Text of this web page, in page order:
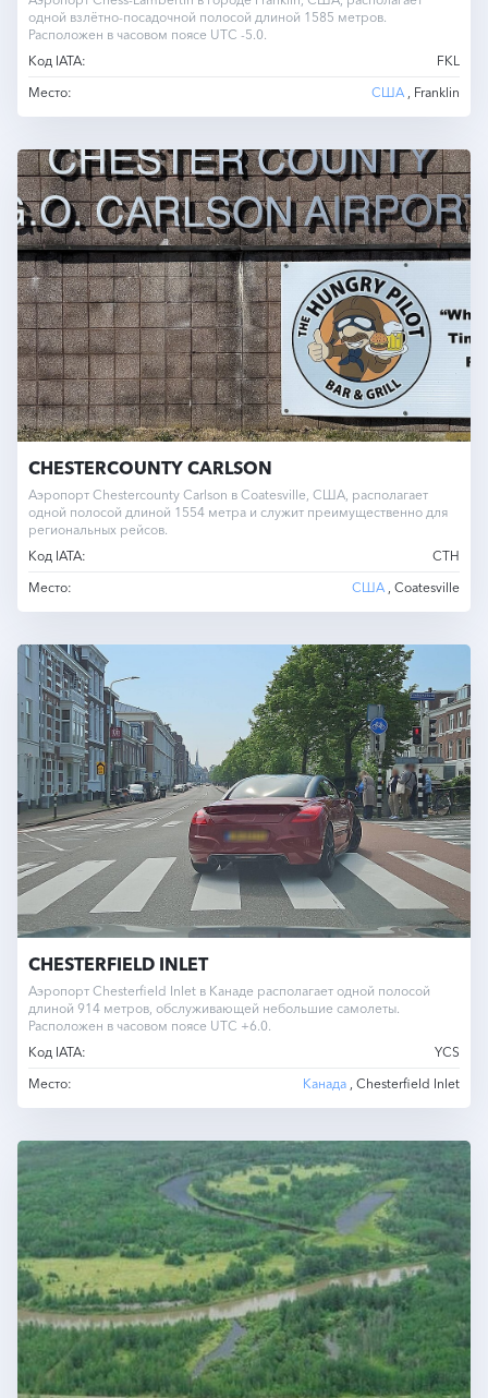
одной взлётно-посадочной полосой длиной 1585 метров.
Расположен в часовом поясе UTC -5.0.
Код IATA:
FKL
Место:
США , Franklin
CHESTERCOUNTY CARLSON
Аэропорт Chestercounty Carlson в Coatesville, США, располагает
одной полосой длиной 1554 метра и служит преимущественно для
региональных рейсов.
Код IATA:
CTH
Место:
США , Coatesville
CHESTERFIELD INLET
Аэропорт Chesterfield Inlet в Канаде располагает одной полосой
длиной 914 метров, обслуживающей небольшие самолеты.
Расположен в часовом поясе UTC +6.0.
Код IATA:
YCS
Место:
Канада , Chesterfield Inlet